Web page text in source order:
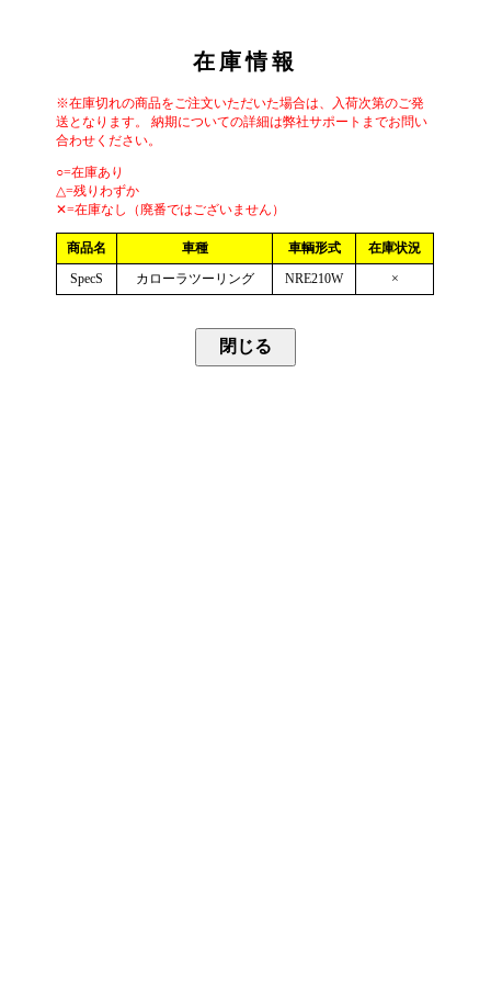
在庫情報
※在庫切れの商品をご注文いただいた場合は、入荷次第のご発
送となります。 納期についての詳細は弊社サポートまでお問い
合わせください。
○=在庫あり
△=残りわずか
✕=在庫なし（廃番ではございません）
商品名 車種 車輌形式
在庫状況
SpecS
カローラツーリング NRE210W ×